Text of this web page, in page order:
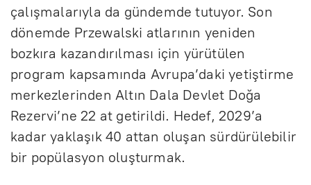
çalışmalarıyla da gündemde tutuyor. Son
dönemde Przewalski atlarının yeniden
bozkıra kazandırılması için yürütülen
program kapsamında Avrupa’daki yetiştirme
merkezlerinden Altın Dala Devlet Doğa
Rezervi’ne 22 at getirildi. Hedef, 2029’a
kadar yaklaşık 40 attan oluşan sürdürülebilir
bir popülasyon oluşturmak.